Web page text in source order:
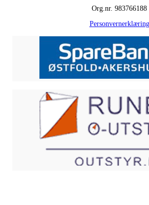
Org.nr. 983766188
Personvernerklæring